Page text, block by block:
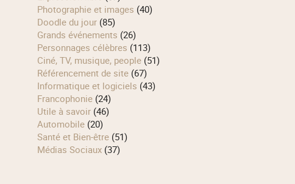
Photographie et images (40)
Doodle du jour(85)
Grands événements (26)
Personnages célèbres (113)
Ciné, TV, musique, people(51)
Référencement de site(67)
Informatique et logiciels (43)
Francophonie(24)
Utile à savoir(46)
Automobile(20)
Santé et Bien-être(51)
Médias Sociaux(37)